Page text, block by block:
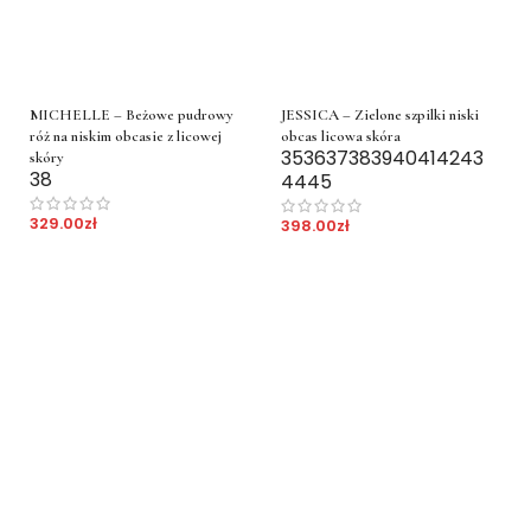
MICHELLE – Beżowe pudrowy
róż na niskim obcasie z licowej
skóry
38
329.00zł
JESSICA – Zielone szpilki niski
obcas licowa skóra
353637383940414243
4445
398.00zł